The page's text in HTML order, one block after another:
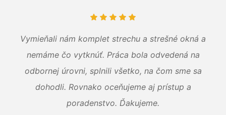
Vymieňali nám komplet strechu a strešné okná a
nemáme čo vytknúť. Práca bola odvedená na
odbornej úrovni, splnili všetko, na čom sme sa
dohodli. Rovnako oceňujeme aj prístup a
poradenstvo. Ďakujeme.